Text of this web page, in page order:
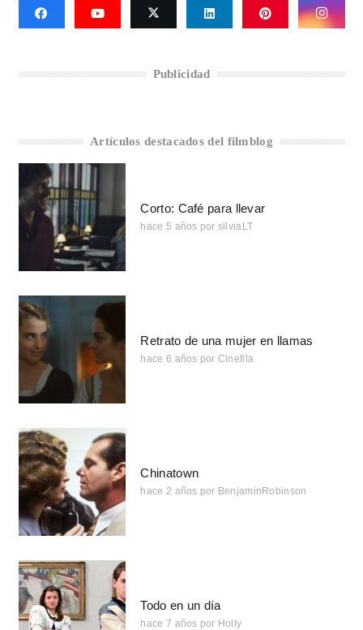
Publicidad
Artículos destacados del filmblog
Corto: Café para llevar
hace 5 años por silviaLT
Retrato de una mujer en llamas
hace 6 años por Cinefila
Chinatown
hace 2 años por BenjaminRobinson
Todo en un día
hace 7 años por Holly